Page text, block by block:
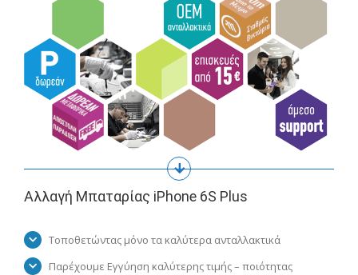
Αλλαγή Μπαταρίας iPhone 6S Plus
Τοποθετώντας μόνο τα καλύτερα ανταλλακτικά
Παρέχουμε Εγγύηση καλύτερης τιμής – ποιότητας